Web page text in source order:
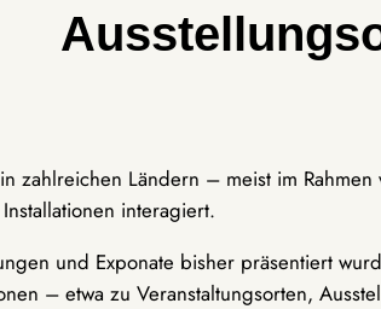
zahlreichen Ländern – meist im
interagiert.
und Exponate bisher präsentiert
– etwa zu Veranstaltungsorten,